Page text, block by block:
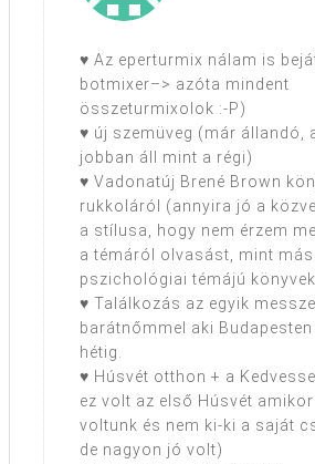
♥ Az eperturmix nálam is
botmixer–> azóta mindent
összeturmixolok :-P)
♥ új szemüveg (már állandó,
jobban áll mint a régi)
♥ Vadonatúj Brené Brown
rukkoláról (annyira jó a
a stílusa, hogy nem érzem
a témáról olvasást, mint más
pszichológiai témájú
♥ Találkozás az egyik
barátnőmmel aki
hétig.
♥ Húsvét otthon + a
ez volt az első Húsvét amikor
voltunk és nem ki-ki a saját
de nagyon jó volt)